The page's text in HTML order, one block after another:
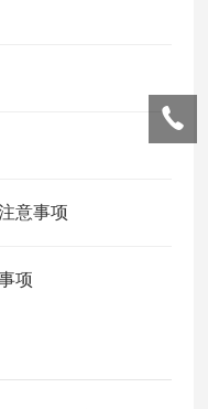
意事项
项